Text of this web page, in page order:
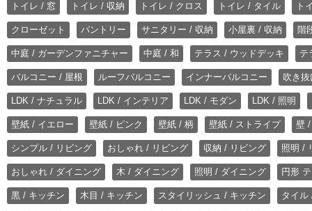
トイレ / 窓 トイレ / 収納 トイレ / クロス トイレ / タイル ト
クローゼット パントリー サニタリー / 収納 小屋裏 / 収納 階
中庭 / ガーデンファニチャー 中庭 / 和 テラス / ウッドデッキ テ
バルコニー / 屋根 ルーフバルコニー インナーバルコニー 吹き
LDK / ナチュラル LDK / インテリア LDK / モダン LDK / 照明
壁紙 / イエロー 壁紙 / ピンク 壁紙 / 柄 壁紙 / ストライプ 壁
シンプル / リビング おしゃれ / リビング 収納 / リビング 照明 /
おしゃれ / ダイニング 木 / ダイニング 照明 / ダイニング 円形
黒 / キッチン 木目 / キッチン スタイリッシュ / キッチン タイル